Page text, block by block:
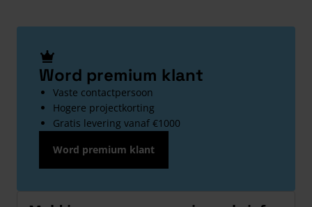
Word premium klant
Vaste contactpersoon
Hogere projectkorting
Gratis levering vanaf €1000
Word premium klant